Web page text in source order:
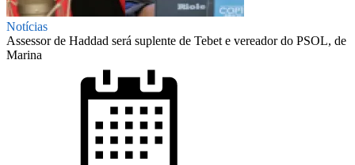
Notícias
Assessor de Haddad será suplente de Tebet e vereador do PSOL, de
Marina